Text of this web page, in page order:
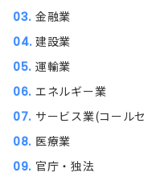
金融業
建設業
運輸業
エネルギー業
サービス業(コール
医療業
官庁・独法